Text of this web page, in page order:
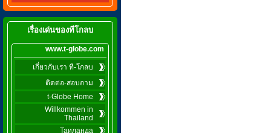
เรื่องเด่นของทีโกลบ
www.t-globe.com
เกี่ยวกับเรา ที-โกลบ
ติดต่อ-สอบถาม
t-Globe Home
Willkommen in
Thailand
Таиланда